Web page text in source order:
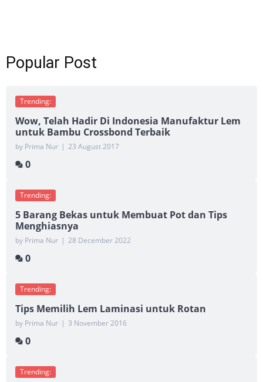
Popular Post
Trending:
Wow, Telah Hadir Di Indonesia Manufaktur Lem
untuk Bambu Crossbond Terbaik
by Prima Nur | 23 August 2017
0
Trending:
5 Barang Bekas untuk Membuat Pot dan Tips
Menghiasnya
by Prima Nur | 28 December 2022
0
Trending:
Tips Memilih Lem Laminasi untuk Rotan
by Prima Nur | 3 November 2016
0
Trending: